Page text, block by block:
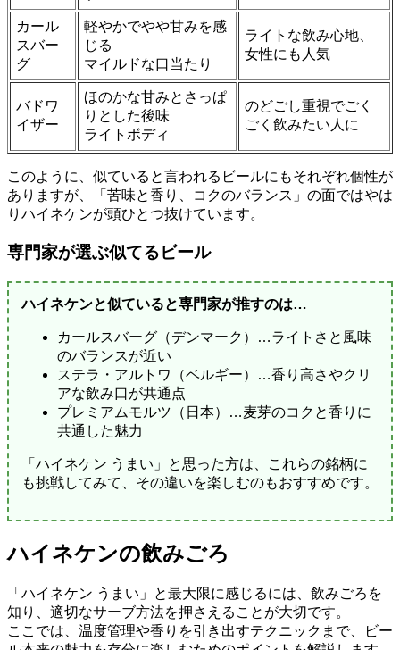
カール
スバー
グ
軽やかでやや甘みを感
じる
マイルドな口当たり
ライトな飲み心地、
女性にも人気
バドワ
イザー
ほのかな甘みとさっぱ
りとした後味
ライトボディ
のどごし重視でごく
ごく飲みたい人に
このように、似ていると言われるビールにもそれぞれ個性が
ありますが、「苦味と香り、コクのバランス」の面ではやは
りハイネケンが頭ひとつ抜けています。
専門家が選ぶ似てるビール
ハイネケンと似ていると専門家が推すのは…
カールスバーグ（デンマーク）…ライトさと風味
のバランスが近い
ステラ・アルトワ（ベルギー）…香り高さやクリ
アな飲み口が共通点
プレミアムモルツ（日本）…麦芽のコクと香りに
共通した魅力
「ハイネケン うまい」と思った方は、これらの銘柄に
も挑戦してみて、その違いを楽しむのもおすすめです。
ハイネケンの飲みごろ
「ハイネケン うまい」と最大限に感じるには、飲みごろを
知り、適切なサーブ方法を押さえることが大切です。
ここでは、温度管理や香りを引き出すテクニックまで、ビー